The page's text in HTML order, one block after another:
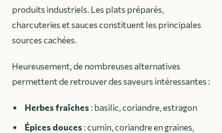
produits industriels. Les plats préparés,
charcuteries et sauces constituent les principales
sources cachées.
Heureusement, de nombreuses alternatives
permettent de retrouver des saveurs intéressantes :
Herbes fraîches : basilic, coriandre, estragon
Épices douces : cumin, coriandre en graines,